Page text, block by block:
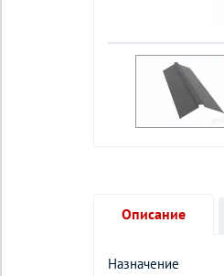
Описание
Назначение